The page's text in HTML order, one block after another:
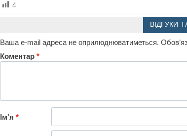
4
ВІДГУКИ
Ваша e-mail адреса не оприлюднюватиметься.
Коментар *
Ім'я *